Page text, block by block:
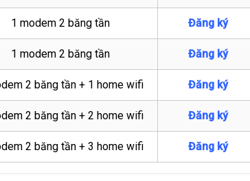
1 modem 2 băng tần Đăng ký
1 modem 2 băng tần Đăng ký
2 băng tần + 1 home wifi Đăng ký
2 băng tần + 2 home wifi Đăng ký
2 băng tần + 3 home wifi Đăng ký